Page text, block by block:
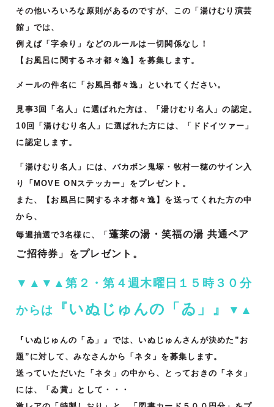
その他いろいろな原則があるのですが、この「湯けむり演芸
館」では、
例えば「字余り」などのルールは一切関係なし！
【お風呂に関するネオ都々逸】を募集します。
メールの件名に「お風呂都々逸」といれてください。
見事3回「名人」に選ばれた方は、「湯けむり名人」の認定。
10回「湯けむり名人」に選ばれた方には、「ドドイツァー」
に認定します。
「湯けむり名人」には、バカボン鬼塚・牧村一穂のサイン入
り「MOVE ONステッカー」をプレゼント。
また、【お風呂に関するネオ都々逸】を送ってくれた方の中
から、
毎週抽選で3名様に、「 蓬莱の湯・笑福の湯 共通ペア
ご招待券」をプレゼント。
▼▲▼▲第２・第４週木曜日１５時３０分
からは 『いぬじゅんの「ゐ」』 ▼▲
『いぬじゅんの「ゐ」』では、いぬじゅんさんが決めた”お
題”に対して、みなさんから「ネタ」を募集します。
送っていただいた「ネタ」の中から、とっておきの「ネタ」
には、「ゐ賞」として・・・